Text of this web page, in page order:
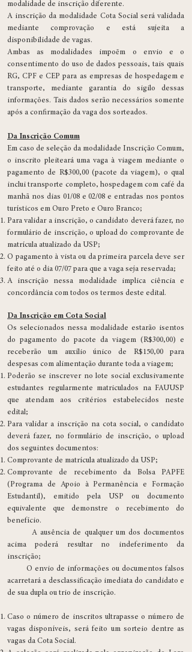
modalidade de inscrição diferente.
A inscrição da modalidade Cota Social será validada
mediante comprovação e está sujeita a
disponibilidade de vagas.
Ambas as modalidades impoẽm o envio e o
consentimento do uso de dados pessoais, tais quais
RG, CPF e CEP para as empresas de hospedagem e
transporte, mediante garantia do sigilo dessas
informações. Tais dados serão necessários somente
após a confirmação da vaga dos sorteados.
Da Inscrição Comum
Em caso de seleção da modalidade Inscrição Comum,
o inscrito pleiteará uma vaga à viagem mediante o
pagamento de R$300,00 (pacote da viagem), o qual
inclui transporte completo, hospedagem com café da
manhã nos dias 01/08 e 02/08 e entradas nos pontos
turísticos em Ouro Preto e Ouro Branco;
Para validar a inscrição, o candidato deverá fazer, no
formulário de inscrição, o upload do comprovante de
matrícula atualizado da USP;
O pagamento à vista ou da primeira parcela deve ser
feito até o dia 07/07 para que a vaga seja reservada;
A inscrição nessa modalidade implica ciência e
concordância com todos os termos deste edital.
Da Inscrição em Cota Social
Os selecionados nessa modalidade estarão isentos
do pagamento do pacote da viagem (R$300,00) e
receberão um auxílio único de R$150,00 para
despesas com alimentação durante toda a viagem;
Poderão se inscrever no lote social exclusivamente
estudantes regularmente matriculados na FAUUSP
que atendam aos critérios estabelecidos neste
edital;
Para validar a inscrição na cota social, o candidato
deverá fazer, no formulário de inscrição, o upload
dos seguintes documentos:
Comprovante de matrícula atualizado da USP;
Comprovante de recebimento da Bolsa PAPFE
(Programa de Apoio à Permanência e Formação
Estudantil), emitido pela USP ou documento
equivalente que demonstre o recebimento do
benefício.
A ausência de qualquer um dos documentos
acima poderá resultar no indeferimento da
inscrição;
O envio de informações ou documentos falsos
acarretará a desclassificação imediata do candidato e
de sua dupla ou trio de inscrição.
Caso o número de inscritos ultrapasse o número de
vagas disponíveis, será feito um sorteio dentre as
vagas da Cota Social.